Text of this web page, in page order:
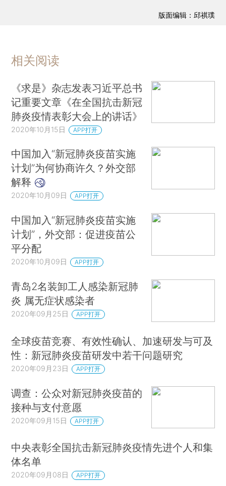
版面编辑：邱祺璞
相关阅读
《求是》杂志发表习近平总书
记重要文章《在全国抗击新冠
肺炎疫情表彰大会上的讲话》
2020年10月15日 APP打开
中国加入“新冠肺炎疫苗实施
计划”为何协商许久？外交部
解释
2020年10月09日 APP打开
中国加入“新冠肺炎疫苗实施
计划”，外交部：促进疫苗公
平分配
2020年10月09日 APP打开
青岛2名装卸工人感染新冠肺
炎 属无症状感染者
2020年09月25日 APP打开
全球疫苗竞赛、有效性确认、加速研发与可及
性：新冠肺炎疫苗研发中若干问题研究
2020年09月23日 APP打开
调查：公众对新冠肺炎疫苗的
接种与支付意愿
2020年09月15日 APP打开
中央表彰全国抗击新冠肺炎疫情先进个人和集
体名单
2020年09月08日 APP打开